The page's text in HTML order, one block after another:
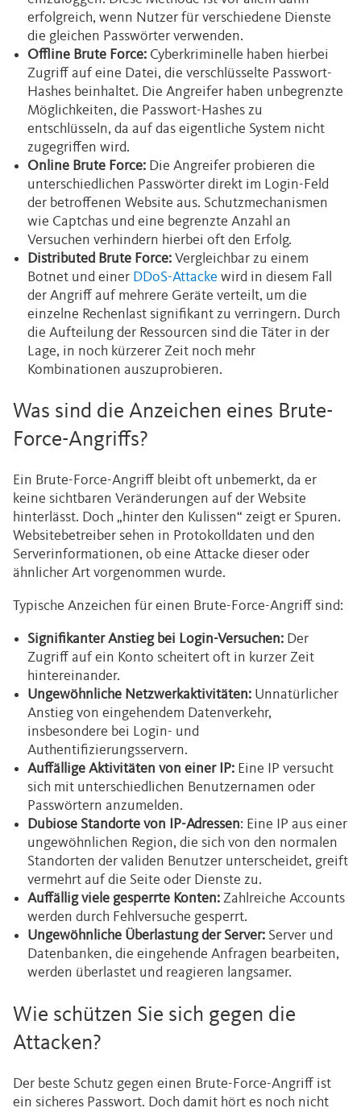
erfolgreich, wenn Nutzer für verschiedene Dienste
die gleichen Passwörter verwenden.
Offline Brute Force: Cyberkriminelle haben hierbei
Zugriff auf eine Datei, die verschlüsselte Passwort-
Hashes beinhaltet. Die Angreifer haben unbegrenzte
Möglichkeiten, die Passwort-Hashes zu
entschlüsseln, da auf das eigentliche System nicht
zugegriffen wird.
Online Brute Force: Die Angreifer probieren die
unterschiedlichen Passwörter direkt im Login-Feld
der betroffenen Website aus. Schutzmechanismen
wie Captchas und eine begrenzte Anzahl an
Versuchen verhindern hierbei oft den Erfolg.
Distributed Brute Force: Vergleichbar zu einem
Botnet und einer DDoS-Attacke wird in diesem Fall
der Angriff auf mehrere Geräte verteilt, um die
einzelne Rechenlast signifikant zu verringern. Durch
die Aufteilung der Ressourcen sind die Täter in der
Lage, in noch kürzerer Zeit noch mehr
Kombinationen auszuprobieren.
Was sind die Anzeichen eines Brute-
Force-Angriffs?
Ein Brute-Force-Angriff bleibt oft unbemerkt, da er
keine sichtbaren Veränderungen auf der Website
hinterlässt. Doch „hinter den Kulissen“ zeigt er Spuren.
Websitebetreiber sehen in Protokolldaten und den
Serverinformationen, ob eine Attacke dieser oder
ähnlicher Art vorgenommen wurde.
Typische Anzeichen für einen Brute-Force-Angriff sind:
Signifikanter Anstieg bei Login-Versuchen: Der
Zugriff auf ein Konto scheitert oft in kurzer Zeit
hintereinander.
Ungewöhnliche Netzwerkaktivitäten: Unnatürlicher
Anstieg von eingehendem Datenverkehr,
insbesondere bei Login- und
Authentifizierungsservern.
Auffällige Aktivitäten von einer IP: Eine IP versucht
sich mit unterschiedlichen Benutzernamen oder
Passwörtern anzumelden.
Dubiose Standorte von IP-Adressen: Eine IP aus einer
ungewöhnlichen Region, die sich von den normalen
Standorten der validen Benutzer unterscheidet, greift
vermehrt auf die Seite oder Dienste zu.
Auffällig viele gesperrte Konten: Zahlreiche Accounts
werden durch Fehlversuche gesperrt.
Ungewöhnliche Überlastung der Server: Server und
Datenbanken, die eingehende Anfragen bearbeiten,
werden überlastet und reagieren langsamer.
Wie schützen Sie sich gegen die
Attacken?
Der beste Schutz gegen einen Brute-Force-Angriff ist
ein sicheres Passwort. Doch damit hört es noch nicht